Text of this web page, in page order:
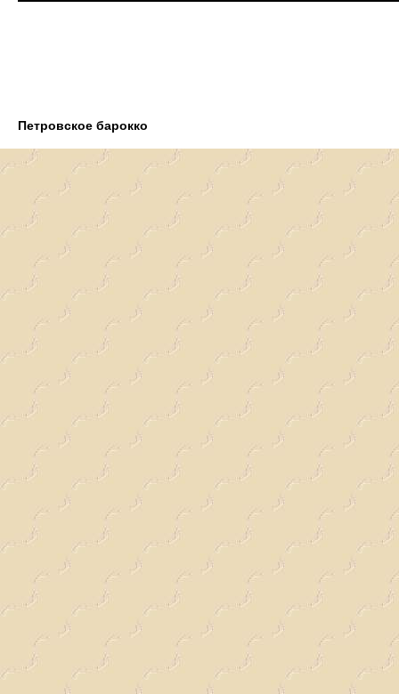
Петровское барокко